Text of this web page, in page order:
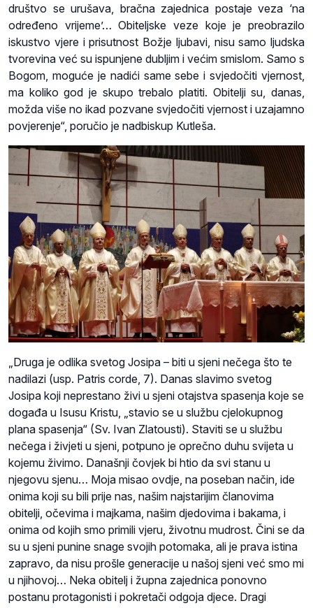
društvo se urušava, bračna zajednica postaje veza ‘na
određeno vrijeme’… Obiteljske veze koje je preobrazilo
iskustvo vjere i prisutnost Božje ljubavi, nisu samo ljudska
tvorevina već su ispunjene dubljim i većim smislom. Samo s
Bogom, moguće je nadići same sebe i svjedočiti vjernost,
ma koliko god je skupo trebalo platiti. Obitelji su, danas,
možda više no ikad pozvane svjedočiti vjernost i uzajamno
povjerenje“, poručio je nadbiskup Kutleša.
„Druga je odlika svetog Josipa – biti u sjeni nečega što te
nadilazi (usp. Patris corde, 7). Danas slavimo svetog
Josipa koji neprestano živi u sjeni otajstva spasenja koje se
događa u Isusu Kristu, „stavio se u službu cjelokupnog
plana spasenja“ (Sv. Ivan Zlatousti). Staviti se u službu
nečega i živjeti u sjeni, potpuno je oprečno duhu svijeta u
kojemu živimo. Današnji čovjek bi htio da svi stanu u
njegovu sjenu… Moja misao ovdje, na poseban način, ide
onima koji su bili prije nas, našim najstarijim članovima
obitelji, očevima i majkama, našim djedovima i bakama, i
onima od kojih smo primili vjeru, životnu mudrost. Čini se da
su u sjeni punine snage svojih potomaka, ali je prava istina
zapravo, da nisu prošle generacije u našoj sjeni već smo mi
u njihovoj… Neka obitelj i župna zajednica ponovno
postanu protagonisti i pokretači odgoja djece. Dragi